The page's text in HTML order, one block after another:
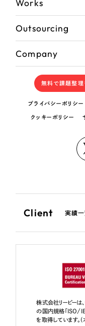
Works
Outsourcing
Company
無料で課題整理
プライバシーポリシー
クッキーポリシー
Client 実績一
株式会社リーピーは
の国内規格「
を取得しています。